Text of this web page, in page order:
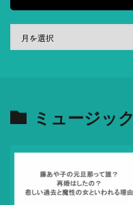
ミュージック